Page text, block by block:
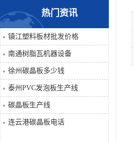
碳晶板生产线
PVC仿大理石板生产线
热门资讯
镇江塑料板材批发价格
南通树脂瓦机器设备
徐州碳晶板多少钱
泰州PVC发泡板生产线
碳晶板生产线
连云港碳晶板电话